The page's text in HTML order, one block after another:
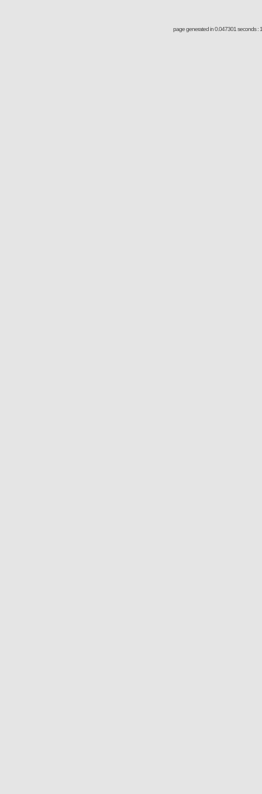
page generated in 0.047301 seconds :